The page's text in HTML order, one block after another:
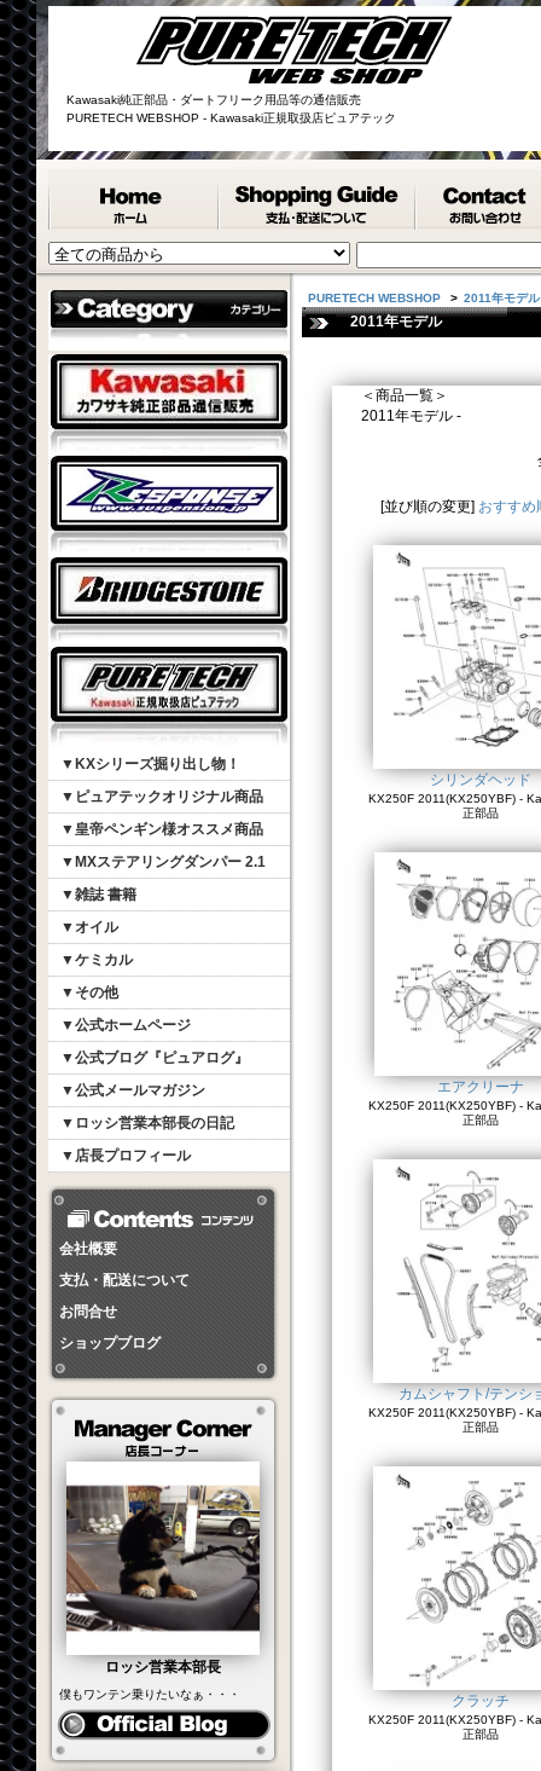
Kawasaki純正部品・ダートフリーク用品等の通信販売
PURETECH WEBSHOP - Kawasaki正規取扱店ピュアテック
▼KXシリーズ掘り出し物！
▼ピュアテックオリジナル商品
▼皇帝ペンギン様オススメ商品
▼MXステアリングダンパー 2.1
▼雑誌 書籍
▼オイル
▼ケミカル
▼その他
▼公式ホームページ
▼公式ブログ『ピュアログ』
▼公式メールマガジン
▼ロッシ営業本部長の日記
▼店長プロフィール
会社概要
支払・配送について
お問合せ
ショップブログ
ロッシ営業本部長
僕もワンテン乗りたいなぁ・・・
PURETECH WEBSHOP > 2011年モデル
2011年モデル
＜商品一覧＞
2011年モデル -
[並び順の変更] おすすめ
シリンダヘッド
KX250F 2011(KX250YBF) -
正部品
エアクリーナ
KX250F 2011(KX250YBF) -
正部品
カムシャフト/テンシ
KX250F 2011(KX250YBF) -
正部品
クラッチ
KX250F 2011(KX250YBF) -
正部品